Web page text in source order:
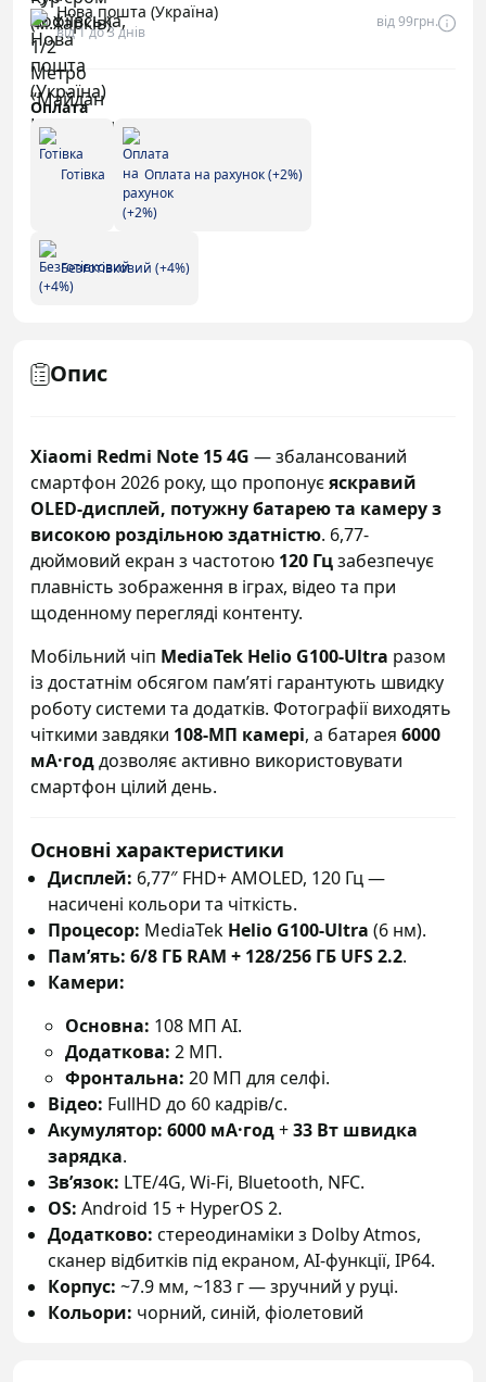
Нова пошта (Україна)
від 1 до 3 днів
від 99грн.
Оплата
Готівка Оплата на рахунок (+2%)
Безготівковий (+4%)
Опис
Xiaomi Redmi Note 15 4G — збалансований
смартфон 2026 року, що пропонуєяскравий
OLED-дисплей, потужну батарею та камеру з
високою роздільною здатністю. 6,77-
дюймовий екран з частотою 120 Гцзабезпечує
плавність зображення в іграх, відео та при
щоденному перегляді контенту.
Мобільний чіп MediaTek Helio G100-Ultra разом
із достатнім обсягом пам’яті гарантують швидку
роботу системи та додатків. Фотографії виходять
чіткими завдяки 108-МП камері, а батарея 6000
мА·годдозволяє активно використовувати
смартфон цілий день.
Основні характеристики
Дисплей: 6,77″ FHD+ AMOLED, 120 Гц —
насичені кольори та чіткість.
Процесор: MediaTek Helio G100-Ultra (6 нм).
Пам’ять: 6/8 ГБ RAM + 128/256 ГБ UFS 2.2.
Камери:
Основна: 108 МП AI.
Додаткова: 2 МП.
Фронтальна: 20 МП для селфі.
Відео: FullHD до 60 кадрів/с.
Акумулятор: 6000 мА·год+33 Вт швидка
зарядка.
Зв’язок: LTE/4G, Wi-Fi, Bluetooth, NFC.
OS: Android 15 + HyperOS 2.
Додатково: стереодинаміки з Dolby Atmos,
сканер відбитків під екраном, AI-функції, IP64.
Корпус: ~7.9 мм, ~183 г — зручний у руці.
Кольори: чорний, синій, фіолетовий